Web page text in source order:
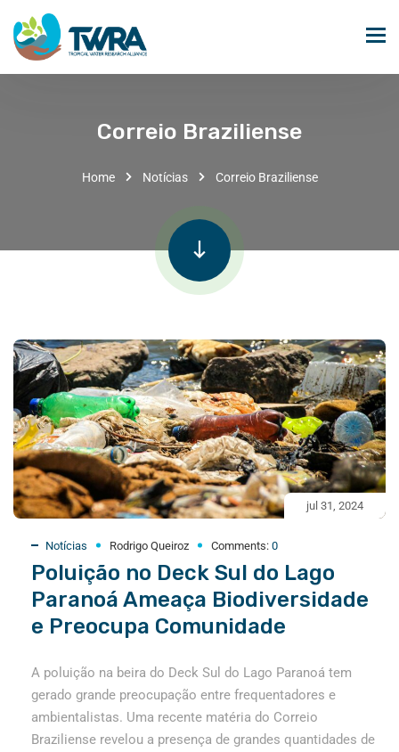
Correio Braziliense
Home Notícias Correio Braziliense
jul 31, 2024
Notícias Rodrigo Queiroz Comments: 0
Poluição no Deck Sul do Lago
Paranoá Ameaça Biodiversidade
e Preocupa Comunidade
A poluição na beira do Deck Sul do Lago Paranoá tem
gerado grande preocupação entre frequentadores e
ambientalistas. Uma recente matéria do Correio
Braziliense revelou a presença de grandes quantidades de